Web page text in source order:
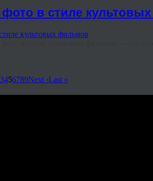
в стиле
3456789Next ›Last »